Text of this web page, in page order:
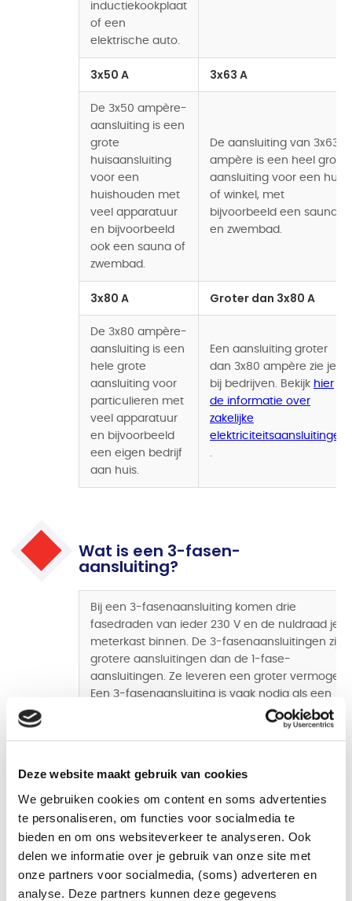
Deze website maakt gebruik van cookies
We gebruiken cookies om content en soms advertenties
te personaliseren, om functies voor socialmedia te
bieden en om ons websiteverkeer te analyseren. Ook
delen we informatie over je gebruik van onze site met
onze partners voor socialmedia, (soms) adverteren en
analyse. Deze partners kunnen deze gegevens
inductiekookplaat
of een
elektrische auto.
3x50 A 3x63 A
De 3x50 ampère-
aansluiting is een
grote
huisaansluiting
voor een
huishouden met
veel apparatuur
en bijvoorbeeld
ook een sauna of
zwembad.
De aansluiting van 3x63
ampère is een heel grote
aansluiting voor een huis
of winkel, met
bijvoorbeeld een sauna
en zwembad.
3x80 A Groter dan 3x80 A
De 3x80 ampère-
aansluiting is een
hele grote
aansluiting voor
particulieren met
veel apparatuur
en bijvoorbeeld
een eigen bedrijf
aan huis.
Een aansluiting groter
dan 3x80 ampère zie je
bij bedrijven. Bekijk hier
de informatie over
zakelijke
elektriciteitsaansluitingen
.
Wat is een 3-fasen-
aansluiting?
Bij een 3-fasenaansluiting komen drie
fasedraden van ieder 230 V en de nuldraad je
meterkast binnen. De 3-fasenaansluitingen zijn
grotere aansluitingen dan de 1-fase-
aansluitingen. Ze leveren een groter vermogen.
Een 3-fasenaansluiting is vaak nodig als een
installateur of leverancier adviseert om
Een aansluiting
van 3x25 ampère
is een standaard
Het is geschikt
huisaansluiting. De